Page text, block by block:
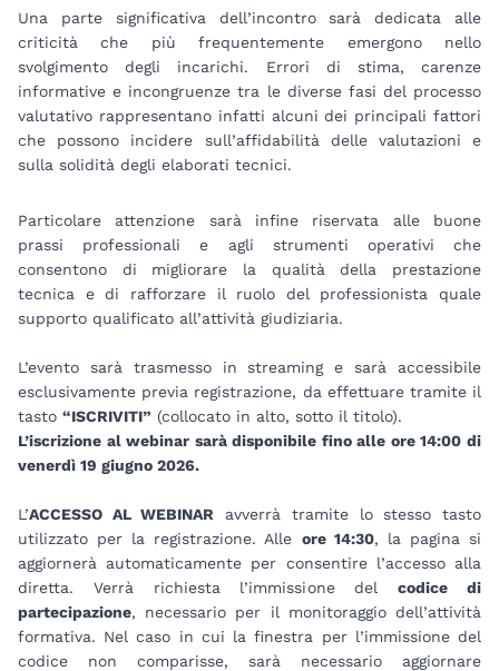
Una parte significativa dell’incontro sarà dedicata alle
criticità che più frequentemente emergono nello
svolgimento degli incarichi. Errori di stima, carenze
informative e incongruenze tra le diverse fasi del processo
valutativo rappresentano infatti alcuni dei principali fattori
che possono incidere sull’affidabilità delle valutazioni e
sulla solidità degli elaborati tecnici.
Particolare attenzione sarà infine riservata alle buone
prassi professionali e agli strumenti operativi che
consentono di migliorare la qualità della prestazione
tecnica e di rafforzare il ruolo del professionista quale
supporto qualificato all’attività giudiziaria.
L’evento sarà trasmesso in streaming e sarà accessibile
esclusivamente previa registrazione, da effettuare tramite il
tasto “ISCRIVITI” (collocato in alto, sotto il titolo).
L’iscrizione al webinar sarà disponibile fino alle ore 14:00 di
venerdì 19 giugno 2026.
L’ACCESSO AL WEBINAR avverrà tramite lo stesso tasto
utilizzato per la registrazione. Alle ore 14:30, la pagina si
aggiornerà automaticamente per consentire l’accesso alla
diretta. Verrà richiesta l’immissione delcodice di
partecipazione, necessario per il monitoraggio dell’attività
formativa. Nel caso in cui la finestra per l’immissione del
codice non comparisse, sarà necessario aggiornare